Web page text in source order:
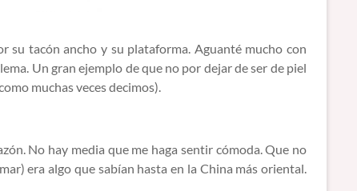
su tacón ancho y su plataforma. Aguanté mucho con
Un gran ejemplo de que no por dejar de ser de piel
muchas veces decimos).
No hay media que me haga sentir cómoda. Que no
era algo que sabían hasta en la China más oriental.